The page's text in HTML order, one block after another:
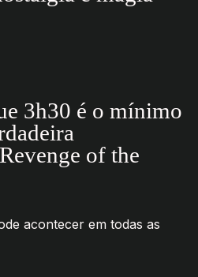
3h30 é o mínimo
of the
acontecer em todas as